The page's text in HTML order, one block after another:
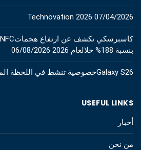
Technovation 2026 07/04/2026
بنسبة 188% خلالعام 2026
06/08/2026
Galaxy S26خصوصية تنشط في اللحظة المناسبة
USEFUL LINKS
أخبار
من نحن